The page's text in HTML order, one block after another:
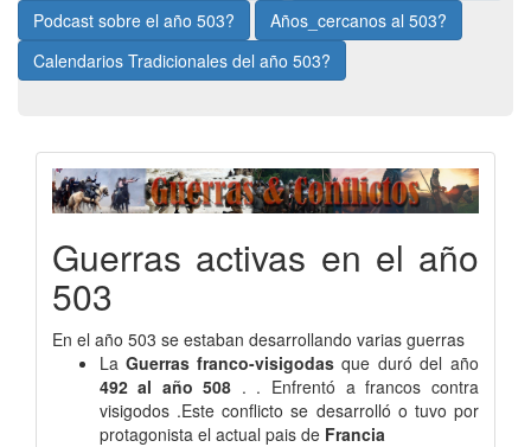
Podcast sobre el año 503?
Años_cercanos al 503?
Calendarios Tradicionales del año 503?
Guerras activas en el año
503
En el año 503 se estaban desarrollando varias guerras
La Guerras franco-visigodas que duró del año
492 al año 508 . . Enfrentó a francos contra
visigodos .Este conflicto se desarrolló o tuvo por
protagonista el actual pais de Francia